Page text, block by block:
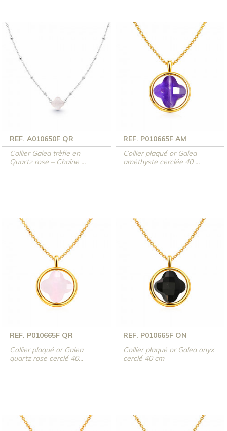
REF. A010650F QR
Collier Galea trèfle en
Quartz rose – Chaîne ...
REF. P010665F AM
Collier plaqué or Galea
améthyste cerclée 40 ...
REF. P010665F QR
Collier plaqué or Galea
quartz rose cerclé 40...
REF. P010665F ON
Collier plaqué or Galea onyx
cerclé 40 cm